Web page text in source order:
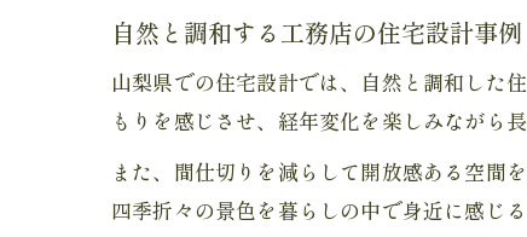
自然と調和する工務店の住宅設計事例
山梨県での住宅設計では、自然と調和した
もりを感じさせ、経年変化を楽しみながら
また、間仕切りを減らして開放感ある空間
四季折々の景色を暮らしの中で身近に感じ